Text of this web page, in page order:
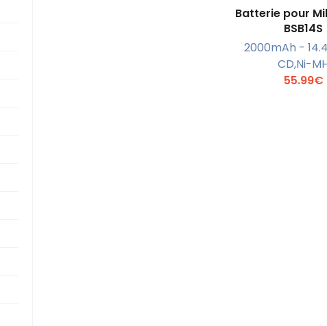
En
Batterie pour
BSB14S
2000mAh -
CD,Ni-
55.99€